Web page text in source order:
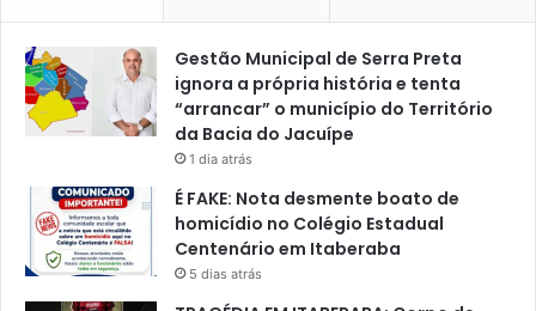
Gestão Municipal de Serra Preta
ignora a própria história e tenta
“arrancar” o município do Território
da Bacia do Jacuípe
1 dia atrás
É FAKE: Nota desmente boato de
homicídio no Colégio Estadual
Centenário em Itaberaba
5 dias atrás